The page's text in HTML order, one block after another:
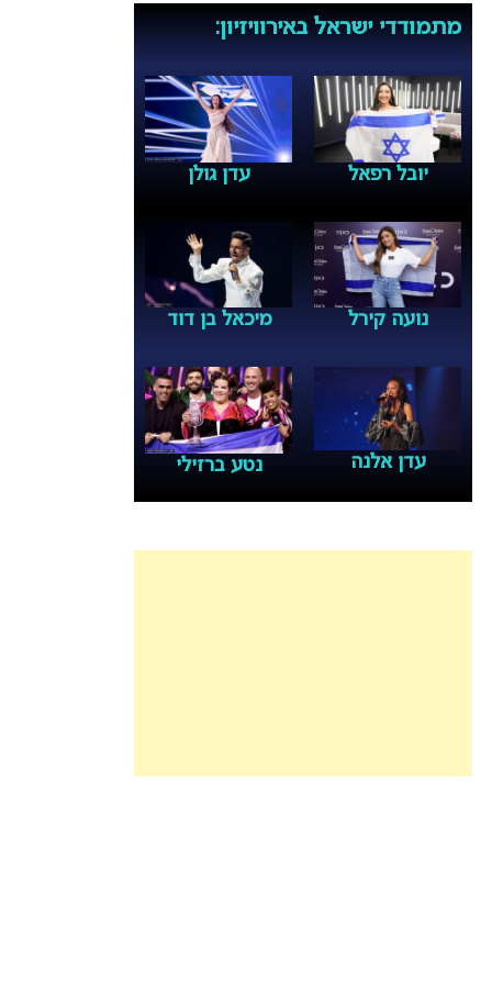
מתמודדי ישראל באירוויזיון:
יובל רפאל עדן גולן
נועה קירל מיכאל בן דוד
עדן אלנה נטע ברזילי